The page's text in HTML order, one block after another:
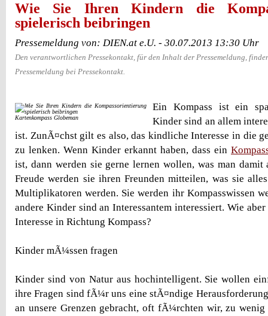
Wie Sie Ihren Kindern die
spielerisch beibringen
Pressemeldung von: DIEN.at e.U. - 30.07.2013 13:30 Uhr
Den verantwortlichen Pressekontakt, für den Inhalt der Pressemeldung,
Pressemeldung bei Pressekontakt.
Ein Kompass ist ein
Kartenkompass Globeman
Kinder sind an allem
ist. ZunÃ¤chst gilt es also, das kindliche Interesse in die
zu lenken. Wenn Kinder erkannt haben, dass ein
ist, dann werden sie gerne lernen wollen, was man damit
Freude werden sie ihren Freunden mitteilen, was sie
Multiplikatoren werden. Sie werden ihr Kompasswissen
andere Kinder sind an Interessantem interessiert. Wie
Interesse in Richtung Kompass?
Kinder mÃ¼ssen fragen
Kinder sind von Natur aus hochintelligent. Sie wollen
ihre Fragen sind fÃ¼r uns eine stÃ¤ndige
an unsere Grenzen gebracht, oft fÃ¼rchten wir, zu